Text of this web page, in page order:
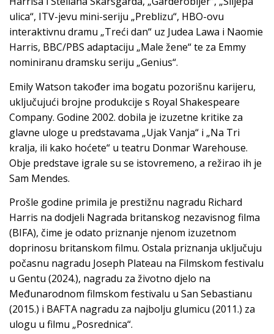
ulica“, ITV-jevu mini-seriju „Preblizu“, HBO-ovu
interaktivnu dramu „Treći dan“ uz Judea Lawa i Naomie
Harris, BBC/PBS adaptaciju „Male žene“ te za Emmy
nominiranu dramsku seriju „Genius“.
Emily Watson također ima bogatu pozorišnu karijeru,
uključujući brojne produkcije s Royal Shakespeare
Company. Godine 2002. dobila je izuzetne kritike za
glavne uloge u predstavama „Ujak Vanja“ i „Na Tri
kralja, ili kako hoćete“ u teatru Donmar Warehouse.
Obje predstave igrale su se istovremeno, a režirao ih je
Sam Mendes.
Prošle godine primila je prestižnu nagradu Richard
Harris na dodjeli Nagrada britanskog nezavisnog filma
(BIFA), čime je odato priznanje njenom izuzetnom
doprinosu britanskom filmu. Ostala priznanja uključuju
počasnu nagradu Joseph Plateau na Filmskom festivalu
u Gentu (2024.), nagradu za životno djelo na
Međunarodnom filmskom festivalu u San Sebastianu
(2015.) i BAFTA nagradu za najbolju glumicu (2011.) za
ulogu u filmu „Posrednica“.